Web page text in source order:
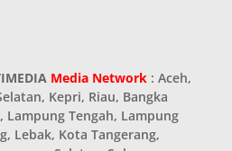
Media Network : Aceh,
Kepri, Riau, Bangka
Tengah, Lampung
Lebak, Kota Tangerang,